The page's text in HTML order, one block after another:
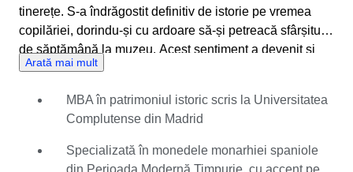
tinerețe. S-a îndrăgostit definitiv de istorie pe vremea
copilăriei, dorindu-și cu ardoare să-și petreacă sfârșitul
de săptămână la muzeu. Acest sentiment a devenit și
mai puternic odată cu trecerea timpului. În timp ce studia
lumea numismaticii cu ajutorul unui profesor, care a
învățat-o importanța monedelor de-a lungul istoriei.
După aceea, a urmat un al doilea master pentru a studia
monedele și arheologia și a început să lucreze ca expert
Arată mai mult
MBA în patrimoniul istoric scris la Universitatea
Complutense din Madrid
Specializată în monedele monarhiei spaniole
din Perioada Modernă Timpurie, cu accent pe